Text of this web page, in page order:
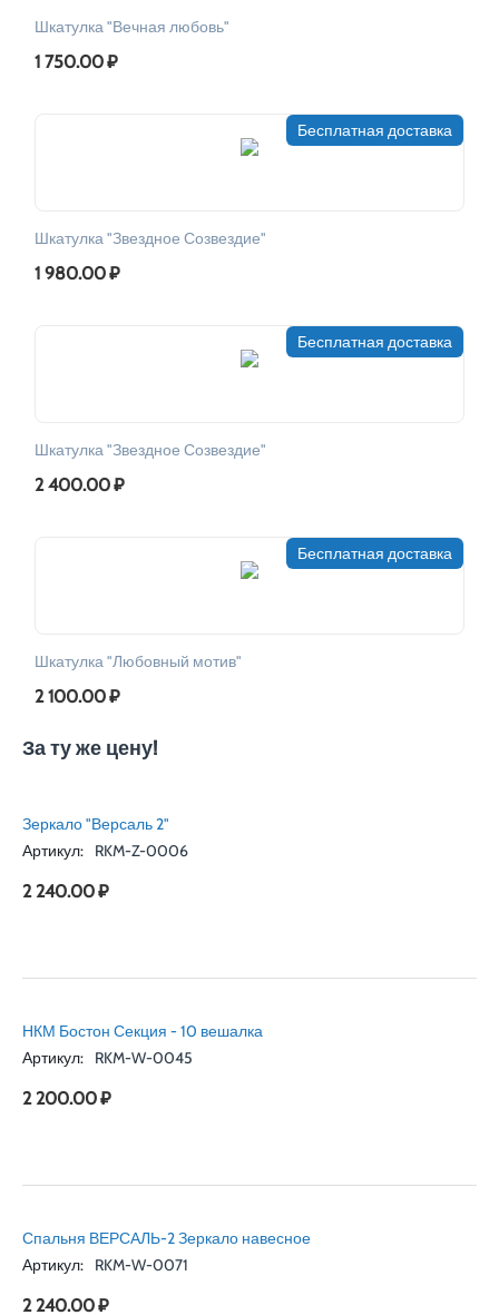
Шкатулка "Вечная любовь"
1 750.00₽
Бесплатная доставка
Шкатулка "Звездное Созвездие"
1 980.00₽
Бесплатная доставка
Шкатулка "Звездное Созвездие"
2 400.00₽
Бесплатная доставка
Шкатулка "Любовный мотив"
2 100.00₽
За ту же цену!
Зеркало "Версаль 2"
Артикул:
RKM-Z-0006
2 240.00₽
НКМ Бостон Секция - 10 вешалка
Артикул:
RKM-W-0045
2 200.00₽
Спальня ВЕРСАЛЬ-2 Зеркало навесное
Артикул:
RKM-W-0071
2 240.00₽